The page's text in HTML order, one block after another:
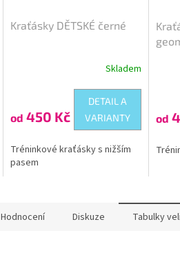
Kraťásky DĚTSKÉ černé
5,0
5
hvězdiček.
Skladem
od 450 Kč
DETAIL A
VARIANTY
Tréninkové kraťásky s nižším
pasem
od
Hodnocení Diskuze Tabulky